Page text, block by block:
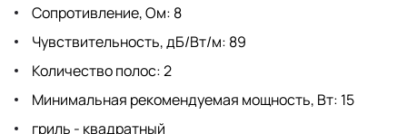
Сопротивление, Ом: 8
Чувствительность, дБ/Вт/м: 89
Количество полос: 2
Минимальная рекомендуемая мощность, Вт: 15
гриль - квадратный